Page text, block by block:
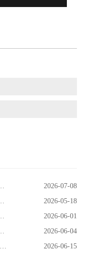
2026-07-08
2026-05-18
2026-06-01
2026-06-04
2026-06-15